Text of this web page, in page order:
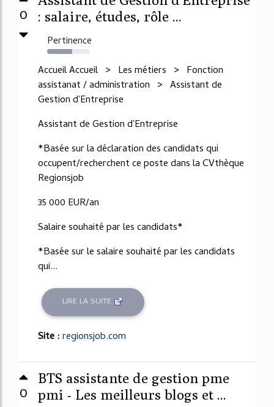
0
: salaire, études, rôle ...
Pertinence
58%
Accueil Accueil > Les métiers > Fonction
assistanat / administration > Assistant de
Gestion d'Entreprise
Assistant de Gestion d'Entreprise
*Basée sur la déclaration des candidats qui
occupent/recherchent ce poste dans la CVthèque
Regionsjob
35 000 EUR/an
Salaire souhaité par les candidats*
*Basée sur le salaire souhaité par les candidats
qui...
LIRE LA SUITE
Site :regionsjob.com
0
BTS assistante de gestion pme
pmi - Les meilleurs blogs et ...